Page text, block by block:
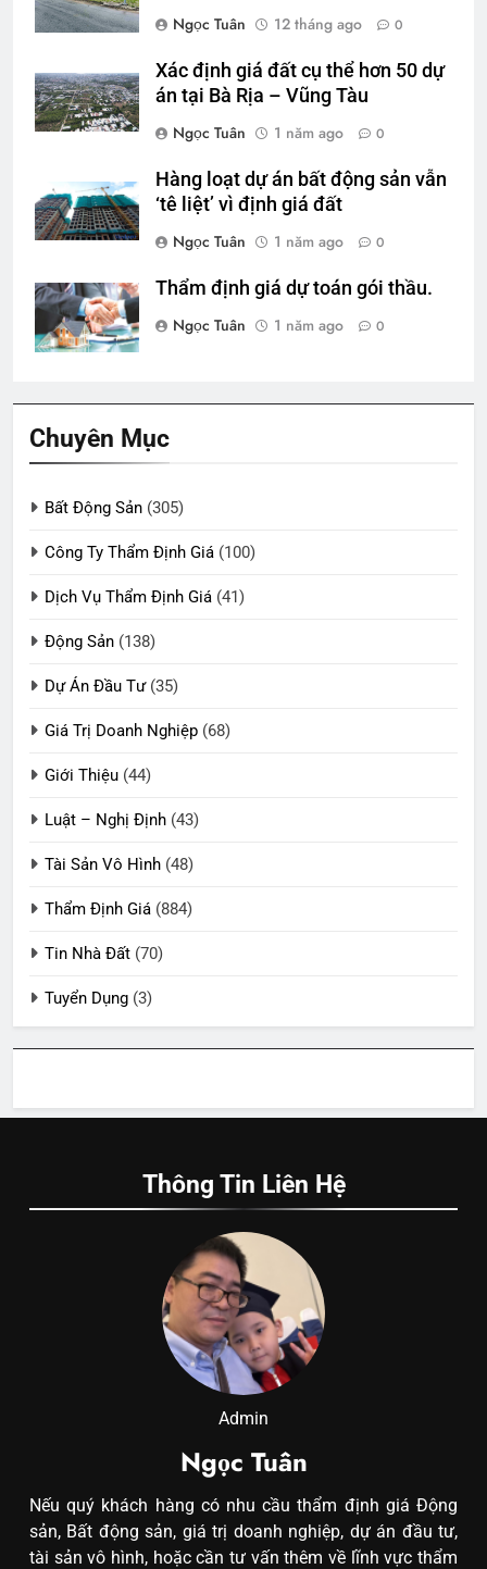
Ngọc Tuân 12 tháng ago 0
Xác định giá đất cụ thể hơn 50 dự
án tại Bà Rịa – Vũng Tàu
Ngọc Tuân
1 năm ago 0
Hàng loạt dự án bất động sản vẫn
‘tê liệt’ vì định giá đất
Ngọc Tuân
1 năm ago 0
Thẩm định giá dự toán gói thầu.
Ngọc Tuân
1 năm ago 0
Chuyên Mục
Bất Động Sản (305)
Công Ty Thẩm Định Giá (100)
Dịch Vụ Thẩm Định Giá (41)
Động Sản (138)
Dự Án Đầu Tư(35)
Giá Trị Doanh Nghiệp (68)
Giới Thiệu (44)
Luật – Nghị Định (43)
Tài Sản Vô Hình (48)
Thẩm Định Giá (884)
Tin Nhà Đất (70)
Tuyển Dụng (3)
Thông Tin Liên Hệ
Admin
Ngọc Tuân
Nếu quý khách hàng có nhu cầu thẩm định giá Động
sản, Bất động sản, giá trị doanh nghiệp, dự án đầu tư,
tài sản vô hình, hoặc cần tư vấn thêm về lĩnh vực thẩm